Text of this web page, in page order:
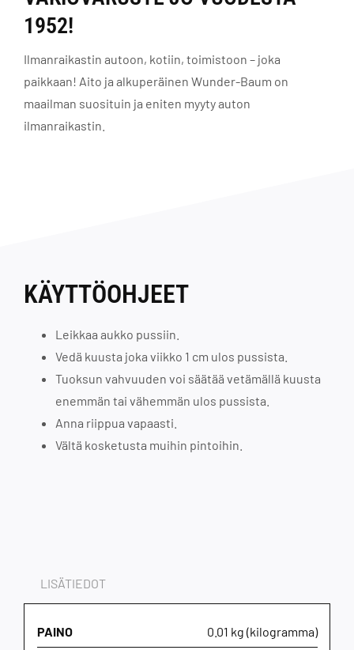
1952!
Ilmanraikastin autoon, kotiin, toimistoon – joka
paikkaan! Aito ja alkuperäinen Wunder-Baum on
maailman suosituin ja eniten myyty auton
ilmanraikastin.
KÄYTTÖOHJEET
Leikkaa aukko pussiin.
Vedä kuusta joka viikko 1 cm ulos pussista.
Tuoksun vahvuuden voi säätää vetämällä kuusta
enemmän tai vähemmän ulos pussista.
Anna riippua vapaasti.
Vältä kosketusta muihin pintoihin.
LISÄTIEDOT
PAINO 0.01 kg (kilogramma)